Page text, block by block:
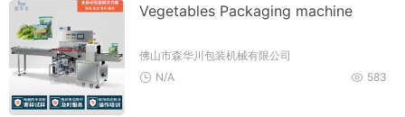
Vegetables Packaging machine
佛山市森华川包装机械有限公司
583
N/A